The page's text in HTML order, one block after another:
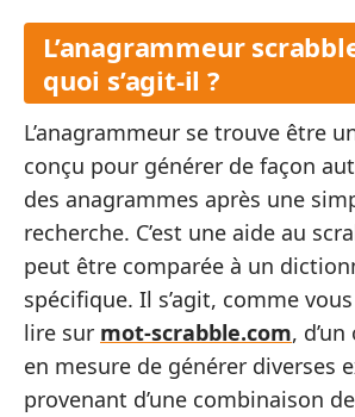
L’anagrammeur
quoi s’agit-il ?
L’anagrammeur se trouve être
conçu pour générer de façon
des anagrammes après une
recherche. C’est une aide au
peut être comparée à un
spécifique. Il s’agit, comme
lire sur mot-scrabble.com,
en mesure de générer diverses
provenant d’une combinaison